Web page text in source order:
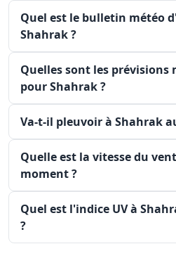
Quel est le bulletin météo
Shahrak ?
Quelles sont les prévisions
pour Shahrak ?
Va-t-il pleuvoir à Shahrak
Quelle est la vitesse du
moment ?
Quel est l'indice UV à
?